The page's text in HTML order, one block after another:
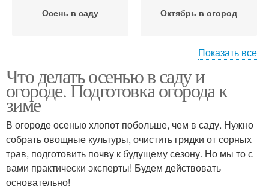
Осень в саду Октябрь в огород
Посадки в огороде
Показать все
Что делать осенью в саду и
огороде. Подготовка огорода к
зиме
В огороде осенью хлопот побольше, чем в саду. Нужно
собрать овощные культуры, очистить грядки от сорных
трав, подготовить почву к будущему сезону. Но мы то с
вами практически эксперты! Будем действовать
основательно!